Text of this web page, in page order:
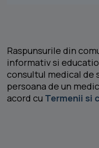
Raspunsurile din
informativ si
consultul medical de
persoana de un
acord cu Termenii si